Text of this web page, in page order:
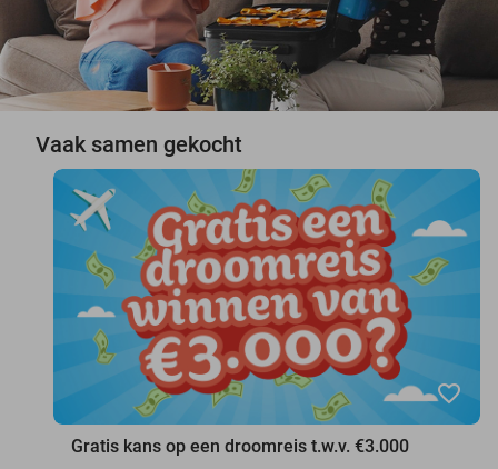
Vaak samen gekocht
favorite_border
Gratis kans op een droomreis t.w.v. €3.000